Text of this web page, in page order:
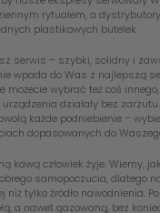
rytuałem, a
plastikowych butelek.
serwis – szybki, solidny i
wpada do Was z najlepszą
możecie wybrać też coś
działały bez
każde podniebienie –
dopasowanych do
kawą człowiek żyje. Wiemy,
samopoczucia, dlatego
niż tylko źródło nawodnienia.
a nawet gazowaną, bez